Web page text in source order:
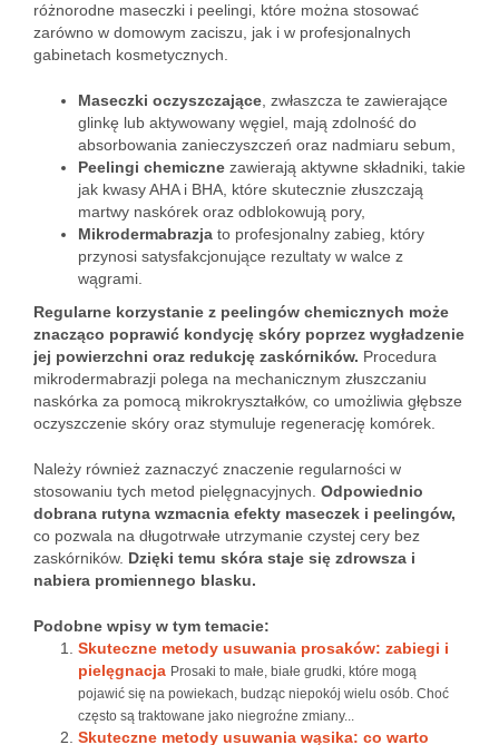
różnorodne maseczki i peelingi, które można stosować
zarówno w domowym zaciszu, jak i w profesjonalnych
gabinetach kosmetycznych.
Maseczki oczyszczające , zwłaszcza te zawierające
glinkę lub aktywowany węgiel, mają zdolność do
absorbowania zanieczyszczeń oraz nadmiaru sebum,
Peelingi chemiczne zawierają aktywne składniki, takie
jak kwasy AHA i BHA, które skutecznie złuszczają
martwy naskórek oraz odblokowują pory,
Mikrodermabrazja to profesjonalny zabieg, który
przynosi satysfakcjonujące rezultaty w walce z
wągrami.
Regularne korzystanie z peelingów chemicznych może
znacząco poprawić kondycję skóry poprzez wygładzenie
jej powierzchni oraz redukcję zaskórników. Procedura
mikrodermabrazji polega na mechanicznym złuszczaniu
naskórka za pomocą mikrokryształków, co umożliwia głębsze
oczyszczenie skóry oraz stymuluje regenerację komórek.
Należy również zaznaczyć znaczenie regularności w
stosowaniu tych metod pielęgnacyjnych. Odpowiednio
dobrana rutyna wzmacnia efekty maseczek i peelingów,
co pozwala na długotrwałe utrzymanie czystej cery bez
zaskórników. Dzięki temu skóra staje się zdrowsza i
nabiera promiennego blasku.
Podobne wpisy w tym temacie:
Skuteczne metody usuwania prosaków: zabiegi i
pielęgnacja Prosaki to małe, białe grudki, które mogą
pojawić się na powiekach, budząc niepokój wielu osób. Choć
często są traktowane jako niegroźne zmiany...
Skuteczne metody usuwania wąsika: co warto